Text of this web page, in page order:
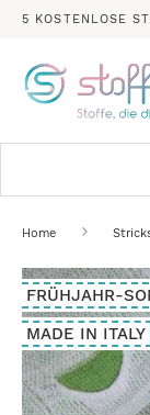
5 KOSTENLOSE
Home
Zum
Ende
der
Bildergalerie
springen
FRÜHJAHR-
MADE IN ITALY